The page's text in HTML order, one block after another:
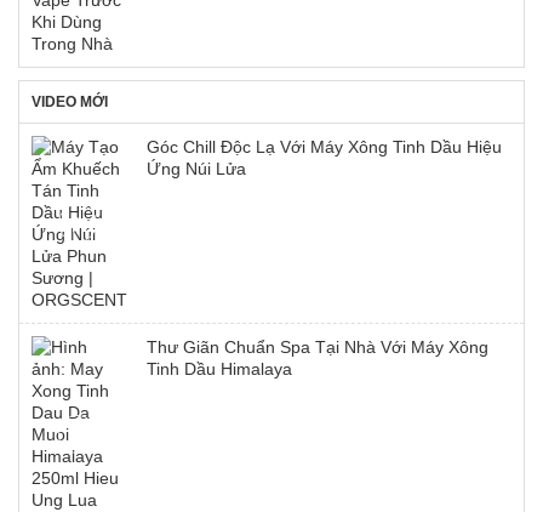
VIDEO MỚI
Góc Chill Độc Lạ Với Máy Xông Tinh Dầu Hiệu
Ứng Núi Lửa
Thư Giãn Chuẩn Spa Tại Nhà Với Máy Xông
Tinh Dầu Himalaya